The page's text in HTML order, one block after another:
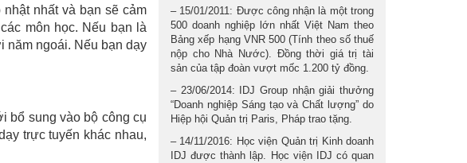
nhất và bạn sẽ cảm
môn học. Nếu bạn là
năm ngoái. Nếu bạn dạy
bổ sung vào bộ công cụ
trực tuyến khác nhau,
– 15/01/2011: Được công nhận là một trong
500 doanh nghiệp lớn nhất Việt Nam theo
Bảng xếp hạng VNR 500 (Tính theo số thuế
nộp cho Nhà Nước). Đồng thời giá trị tài
sản của tập đoàn vượt mốc 1.200 tỷ đồng.
– 23/06/2014: IDJ Group nhận giải thưởng
“Doanh nghiệp Sáng tạo và Chất lượng” do
Hiệp hội Quản trị Paris, Pháp trao tặng.
– 14/11/2016: Học viện Quản trị Kinh doanh
IDJ được thành lập. Học viện IDJ có quan